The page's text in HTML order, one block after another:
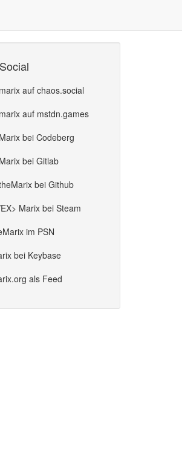
Social
auf chaos.social
auf mstdn.games
bei Codeberg
bei Gitlab
bei Github
Marix bei Steam
im PSN
bei Keybase
als Feed